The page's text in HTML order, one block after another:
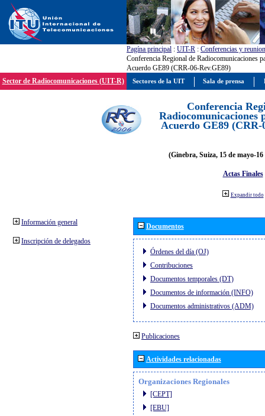
Pagína principal : UIT-R : Conferencias y
Conferencia Regional de Radiocomunicaciones
Acuerdo GE89 (CRR-06-Rev.GE89)
Sector de Radiocomunicaciones (UIT-R)
Conferencia
Radiocomunicaciones
Acuerdo GE89 (CRR-
(Ginebra, Suiza, 15 de mayo-
Actas Finales
Expandir todo
Información general
Inscripción de delegados
Documentos
Órdenes del día (OJ)
Contribuciones
Documentos temporales (DT)
Documentos de información (INFO)
Documentos administrativos (ADM)
Publicaciones
Actividades relacionadas
Organizaciones Regionales
[CEPT]
[EBU]
Sectores de la UIT Sala de prensa